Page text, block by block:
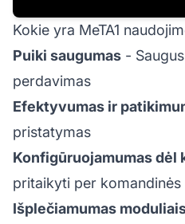
Kokie yra MeTA1
Puiki saugumas -
perdavimas
Efektyvumas ir
pristatymas
Konfigūruojamumas dėl
pritaikyti per
Išplečiamumas